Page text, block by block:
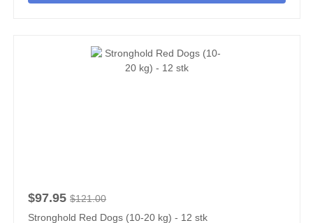
$97.95 $121.00
Stronghold Red Dogs (10-20 kg) - 12 stk